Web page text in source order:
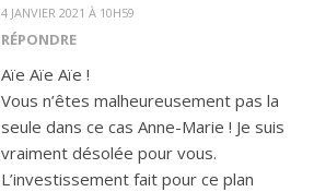
4 JANVIER 2021 À 10H59
RÉPONDRE
Aïe Aïe Aïe !
Vous n’êtes malheureusement pas la
seule dans ce cas Anne-Marie ! Je suis
vraiment désolée pour vous.
L’investissement fait pour ce plan